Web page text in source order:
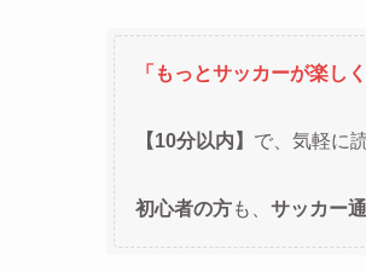
「もっとサッカーが楽しく
【10分以内】 で、気軽に
初心者の方も、 サッカー